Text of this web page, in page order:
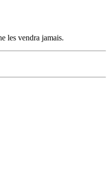
les vendra jamais.